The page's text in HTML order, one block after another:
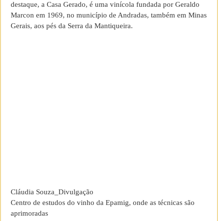
destaque, a Casa Gerado, é uma vinícola fundada por Geraldo
Marcon em 1969, no município de Andradas, também em Minas
Gerais, aos pés da Serra da Mantiqueira.
Cláudia Souza_Divulgação
Centro de estudos do vinho da Epamig, onde as técnicas são
aprimoradas